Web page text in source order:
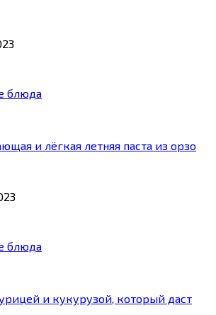
блюда
и лёгкая летняя паста из орзо
блюда
и кукурузой, который даст